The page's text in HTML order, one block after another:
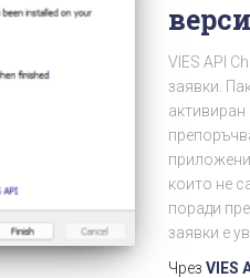
VIES API
заявки.
активиран
които не
поради
заявки е
Чрез VIES